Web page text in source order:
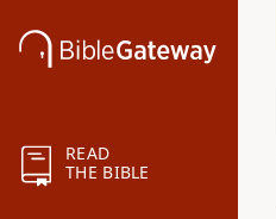
READ
THE BIBLE